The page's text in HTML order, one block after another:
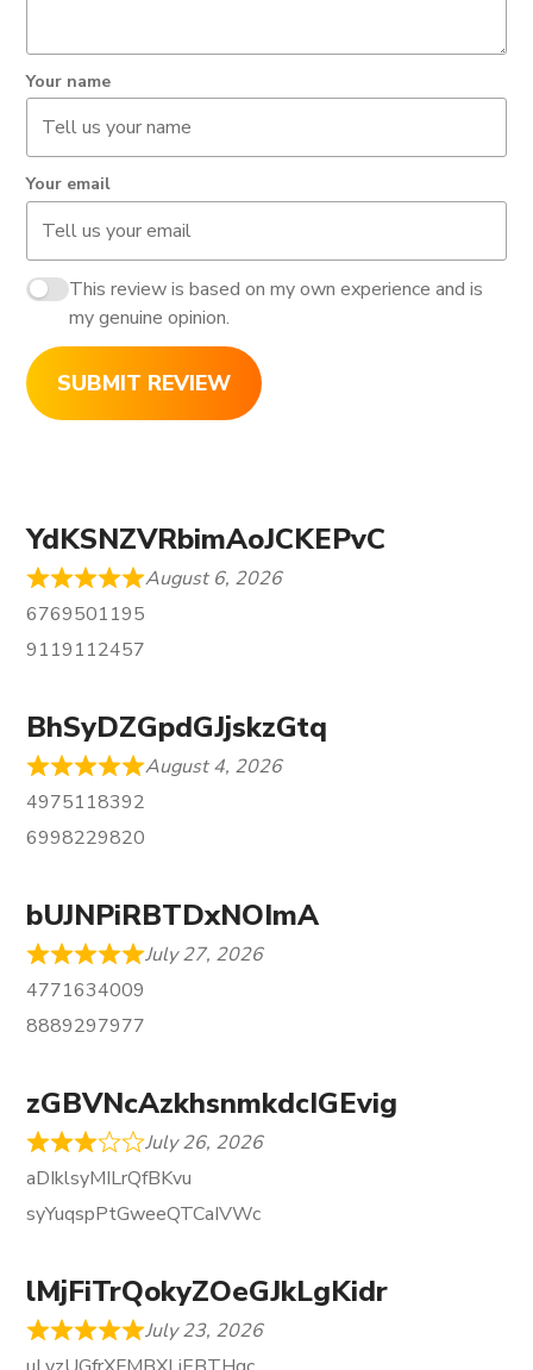
Your name
Your email
This review is based on my own experience and is
my genuine opinion.
SUBMIT REVIEW
YdKSNZVRbimAoJCKEPvC
August 6, 2026
6769501195
9119112457
BhSyDZGpdGJjskzGtq
August 4, 2026
4975118392
6998229820
bUJNPiRBTDxNOImA
July 27, 2026
4771634009
8889297977
zGBVNcAzkhsnmkdcIGEvig
July 26, 2026
aDIklsyMILrQfBKvu
syYuqspPtGweeQTCaIVWc
lMjFiTrQokyZOeGJkLgKidr
July 23, 2026